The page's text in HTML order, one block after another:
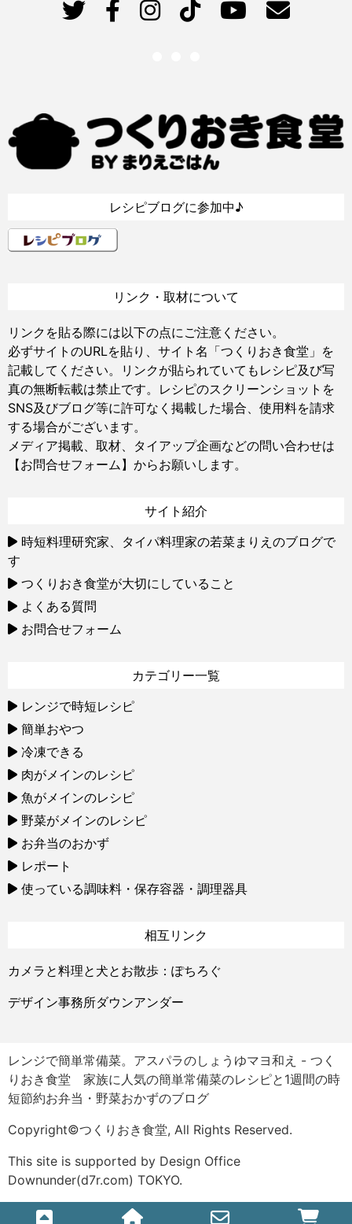
レシピブログに参加中♪
リンク・取材について
リンクを貼る際には以下の点にご注意ください。
必ずサイトのURLを貼り、サイト名「つくりおき食堂」を
記載してください。リンクが貼られていてもレシピ及び写
真の無断転載は禁止です。レシピのスクリーンショットを
SNS及びブログ等に許可なく掲載した場合、使用料を請求
する場合がございます。
メディア掲載、取材、タイアップ企画などの問い合わせは
【お問合せフォーム】 からお願いします。
サイト紹介
時短料理研究家、タイパ料理家の若菜まりえのブログで
す
つくりおき食堂が大切にしていること
よくある質問
お問合せフォーム
カテゴリー一覧
レンジで時短レシピ
簡単おやつ
冷凍できる
肉がメインのレシピ
魚がメインのレシピ
野菜がメインのレシピ
お弁当のおかず
レポート
使っている調味料・保存容器・調理器具
相互リンク
カメラと料理と犬とお散歩：ぽちろぐ
デザイン事務所ダウンアンダー
レンジで簡単常備菜。アスパラのしょうゆマヨ和え - つく
りおき食堂 家族に人気の簡単常備菜のレシピと1週間の時
短節約お弁当・野菜おかずのブログ
Copyright©つくりおき食堂, All Rights Reserved.
This site is supported by Design Office
Downunder(d7r.com) TOKYO.